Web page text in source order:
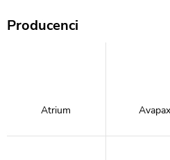
Producenci
Atrium Avapax